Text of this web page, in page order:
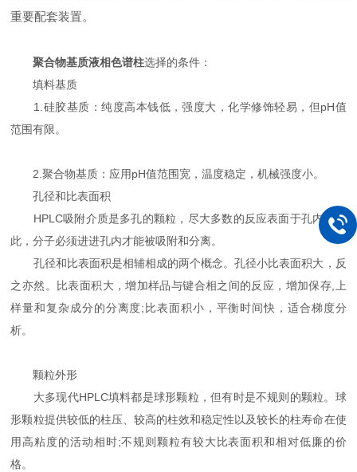
重要配套装置。
聚合物基质液相色谱柱选择的条件：
填料基质
1.硅胶基质：纯度高本钱低，强度大，化学修饰轻易，但pH值
范围有限。
2.聚合物基质：应用pH值范围宽，温度稳定，机械强度小。
孔径和比表面积
HPLC吸附介质是多孔的颗粒，尽大多数的反应表面于孔内。因
此，分子必须进进孔内才能被吸附和分离。
孔径和比表面积是相辅相成的两个概念。孔径小比表面积大，反
之亦然。比表面积大，增加样品与键合相之间的反应，增加保存,上
样量和复杂成分的分离度;比表面积小，平衡时间快，适合梯度分
析。
颗粒外形
大多现代HPLC填料都是球形颗粒，但有时是不规则的颗粒。球
形颗粒提供较低的柱压、较高的柱效和稳定性以及较长的柱寿命在使
用高粘度的活动相时;不规则颗粒有较大比表面积和相对低廉的价
格。